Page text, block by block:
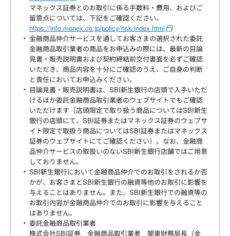
マネックス証券とのお取引に係る手数料・費用、およびご
留意点については、下記をご確認ください。
https://info.monex.co.jp/policy/risk/index.html
金融商品仲介サービスを通してお客さまの選択された委託
金融商品取引業者の商品をお申込みの際には、最新の目論
見書・販売説明書および契約締結前交付書面を必ずご確認
いただき、商品内容を十分にご確認のうえ、ご自身の判断
と責任においてお申込みください。
目論見書・販売説明書は、SBI新生銀行の店頭で入手いただ
けるほか委託金融商品取引業者のウェブサイトでもご確認
いただけます（店頭限定で取り扱う商品についてはSBI新生
銀行の店頭にて、SBI証券またはマネックス証券のウェブサ
イト限定で取扱う商品についてはSBI証券またはマネックス
証券のウェブサイトにてご確認ください）。なお、金融商
品仲介サービスの取扱いのないSBI新生銀行店舗ではご用意
しておりません。
SBI新生銀行において金融商品仲介でのお取引をされるか否
かが、お客さまとSBI新生銀行の融資等他のお取引に影響を
与えることはありません。また、SBI新生銀行での融資等の
お取引内容が金融商品仲介でのお取引に影響を与えること
はありません。
委託金融商品取引業者
株式会社SBI証券 金融商品取引業者 関東財務局長（金